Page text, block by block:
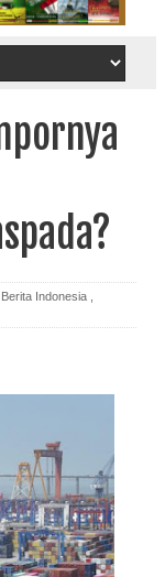
Berita Indonesia